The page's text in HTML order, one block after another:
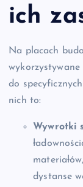
ich
Na placach
do
nich to:
Wywrotki
dystanse